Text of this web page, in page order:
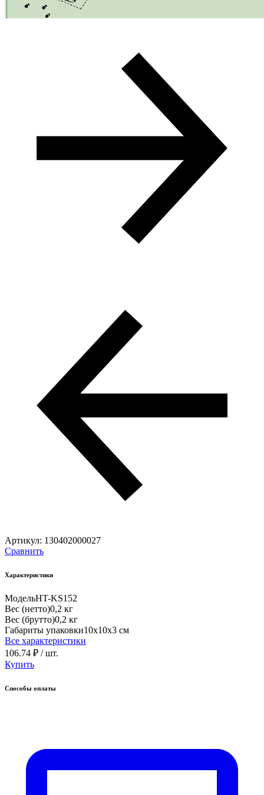
Артикул: 130402000027
Сравнить
Характеристики
МодельHT-KS152
Вес (нетто)0,2 кг
Вес (брутто)0,2 кг
Габариты упаковки10х10х3 см
Все характеристики
106.74 ₽ / шт.
Купить
Способы оплаты